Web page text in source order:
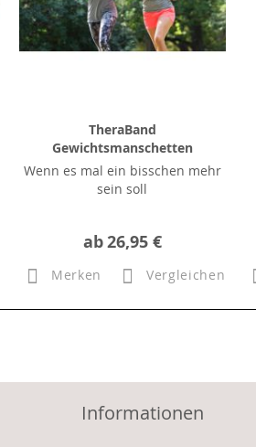
TheraBand
Gewichtsmanschetten
Wenn es mal ein bisschen mehr
sein soll
ab26,95 €
Merken Vergleichen
Informationen